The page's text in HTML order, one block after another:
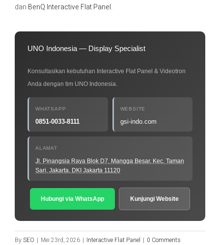
dan BenQ Interactive Flat Panel.
UNO Indonesia — Display Specialist
Konsultasikan kebutuhan Interactive Flat Panel & Videotron
Anda dengan tim UNO Indonesia.
WHATSAPP
0851-0033-8111
WEBSITE
gsi-indo.com
ALAMAT
Jl. Pinangsia Raya Blok D7, Mangga Besar, Kec. Taman
Sari, Jakarta, DKI Jakarta 11120
Hubungi via WhatsApp Kunjungi Website
BySEO | Mei 23rd, 2026 | Interactive Flat Panel | 0 Comments